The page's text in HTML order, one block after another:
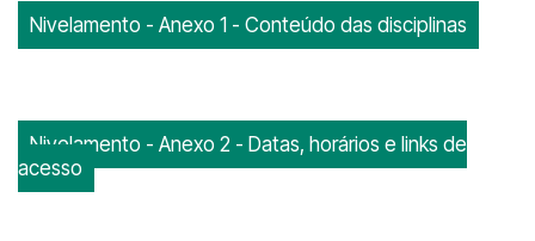
Nivelamento - Anexo 1 - Conteúdo das disciplinas
Nivelamento - Anexo 2 - Datas, horários e links de
acesso